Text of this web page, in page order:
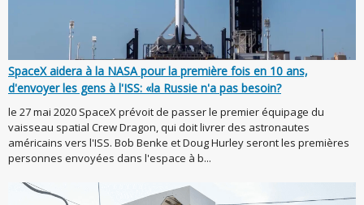
SpaceX aidera à la NASA pour la première fois en 10 ans,
d'envoyer les gens à l'ISS: «la Russie n'a pas besoin?
le 27 mai 2020 SpaceX prévoit de passer le premier équipage du
vaisseau spatial Crew Dragon, qui doit livrer des astronautes
américains vers l'ISS. Bob Benke et Doug Hurley seront les premières
personnes envoyées dans l'espace à b...